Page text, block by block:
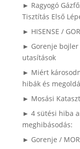
► Ragyogó
Tisztítás Első
► HISENSE /
► Gorenje bojler
utasítások
► Miért
hibák és
► Mosási
► 4 sütési hiba
meghibásodás:
► Gorenje /